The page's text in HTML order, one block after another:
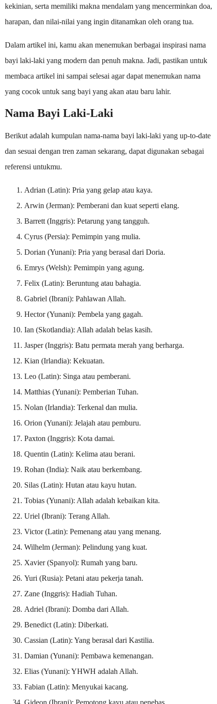
kekinian, serta memiliki makna mendalam yang mencerminkan doa,
harapan, dan nilai-nilai yang ingin ditanamkan oleh orang tua.
Dalam artikel ini, kamu akan menemukan berbagai inspirasi nama
bayi laki-laki yang modern dan penuh makna. Jadi, pastikan untuk
membaca artikel ini sampai selesai agar dapat menemukan nama
yang cocok untuk sang bayi yang akan atau baru lahir.
Nama Bayi Laki-Laki
Berikut adalah kumpulan nama-nama bayi laki-laki yang up-to-date
dan sesuai dengan tren zaman sekarang, dapat digunakan sebagai
referensi untukmu.
Adrian (Latin): Pria yang gelap atau kaya.
Arwin (Jerman): Pemberani dan kuat seperti elang.
Barrett (Inggris): Petarung yang tangguh.
Cyrus (Persia): Pemimpin yang mulia.
Dorian (Yunani): Pria yang berasal dari Doria.
Emrys (Welsh): Pemimpin yang agung.
Felix (Latin): Beruntung atau bahagia.
Gabriel (Ibrani): Pahlawan Allah.
Hector (Yunani): Pembela yang gagah.
Ian (Skotlandia): Allah adalah belas kasih.
Jasper (Inggris): Batu permata merah yang berharga.
Kian (Irlandia): Kekuatan.
Leo (Latin): Singa atau pemberani.
Matthias (Yunani): Pemberian Tuhan.
Nolan (Irlandia): Terkenal dan mulia.
Orion (Yunani): Jelajah atau pemburu.
Paxton (Inggris): Kota damai.
Quentin (Latin): Kelima atau berani.
Rohan (India): Naik atau berkembang.
Silas (Latin): Hutan atau kayu hutan.
Tobias (Yunani): Allah adalah kebaikan kita.
Uriel (Ibrani): Terang Allah.
Victor (Latin): Pemenang atau yang menang.
Wilhelm (Jerman): Pelindung yang kuat.
Xavier (Spanyol): Rumah yang baru.
Yuri (Rusia): Petani atau pekerja tanah.
Zane (Inggris): Hadiah Tuhan.
Adriel (Ibrani): Domba dari Allah.
Benedict (Latin): Diberkati.
Cassian (Latin): Yang berasal dari Kastilia.
Damian (Yunani): Pembawa kemenangan.
Elias (Yunani): YHWH adalah Allah.
Fabian (Latin): Menyukai kacang.